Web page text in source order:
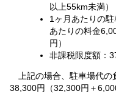
以上55km未満）
1ヶ月あたりの
あたりの料金
円）
非課税限度額：
上記の場合、駐車場代の
38,300円（32,300円＋